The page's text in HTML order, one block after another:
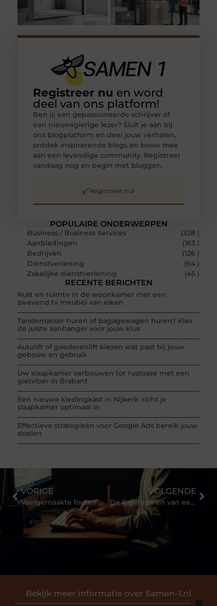
POPULAIRE ONDERWERPEN
Business / Business Services
(338 )
Aanbiedingen
(163 )
Bedrijven
(126 )
Dienstverlening
(64 )
Zakelijke dienstverlening
(45 )
RECENTE BERICHTEN
Rust en ruimte in de woonkamer met een
zwevend tv meubel van eiken
Tandemasser huren of bagagewagen huren? Kies
de juiste aanhanger voor jouw klus
Autolift of goederenlift kiezen wat past bij jouw
gebouw en gebruik
Uw slaapkamer verbouwen tot rustoase met een
gietvloer in Brabant
Een nieuwe kledingkast in Nijkerk: richt je
slaapkamer optimaal in
Effectieve strategieën voor Google Ads bereik jouw
doelen
Registreer nu en word
deel van ons platform!
Ben jij een gepassioneerde schrijver of
een nieuwsgierige lezer? Sluit je aan bij
ons blogplatform en deel jouw verhalen,
ontdek inspirerende blogs en bouw mee
aan een levendige community. Registreer
vandaag nog en begin met bloggen.
Registreer nu!
Bekijk meer informatie over Samen-1.nl
VORIGE
Veelgemaakte fouten bij het inrichten van een gezellige woonkamer
VOLGENDE
De 6 geheimen van een onvergetelijk feest onthuld